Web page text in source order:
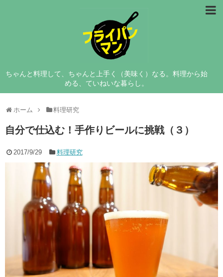
ちゃんと料理して、ちゃんと上手く（美味く）なる。料理から始
める、ていねいな暮らし。
ホーム 料理研究
自分で仕込む！手作りビールに挑戦（３）
2017/9/29 料理研究
コラム